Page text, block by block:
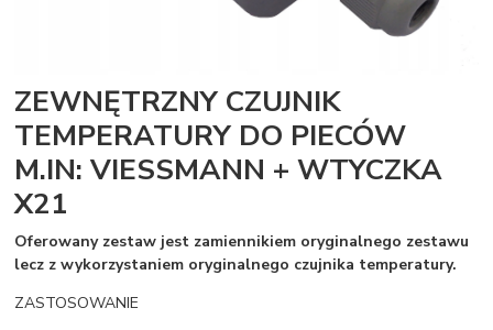
ZEWNĘTRZNY CZUJNIK
TEMPERATURY DO PIECÓW
M.IN: VIESSMANN + WTYCZKA
X21
Oferowany zestaw jest zamiennikiem oryginalnego zestawu
lecz z wykorzystaniem oryginalnego czujnika temperatury.
ZASTOSOWANIE